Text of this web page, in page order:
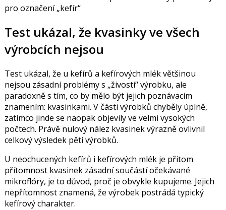
pro označení „kefír“
Test ukázal, že kvasinky ve všech
výrobcích nejsou
Test ukázal, že u kefírů a kefírových mlék většinou
nejsou zásadní problémy s „živostí“ výrobku, ale
paradoxně s tím, co by mělo být jejich poznávacím
znamením: kvasinkami. V části výrobků chyběly úplně,
zatímco jinde se naopak objevily ve velmi vysokých
počtech. Právě nulový nález kvasinek výrazně ovlivnil
celkový výsledek pěti výrobků.
U neochucených kefírů i kefírových mlék je přitom
přítomnost kvasinek zásadní součástí očekávané
mikroflóry, je to důvod, proč je obvykle kupujeme. Jejich
nepřítomnost znamená, že výrobek postrádá typický
kefírový charakter.